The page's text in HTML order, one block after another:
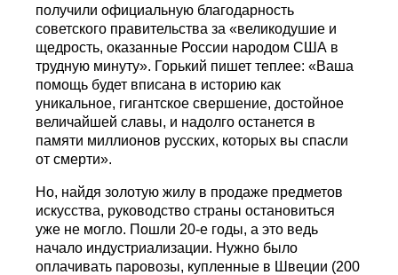
получили официальную благодарность
советского правительства за «великодушие и
щедрость, оказанные России народом США в
трудную минуту». Горький пишет теплее: «Ваша
помощь будет вписана в историю как
уникальное, гигантское свершение, достойное
величайшей славы, и надолго останется в
памяти миллионов русских, которых вы спасли
от смерти».
Но, найдя золотую жилу в продаже предметов
искусства, руководство страны остановиться
уже не могло. Пошли 20-е годы, а это ведь
начало индустриализации. Нужно было
оплачивать паровозы, купленные в Швеции (200